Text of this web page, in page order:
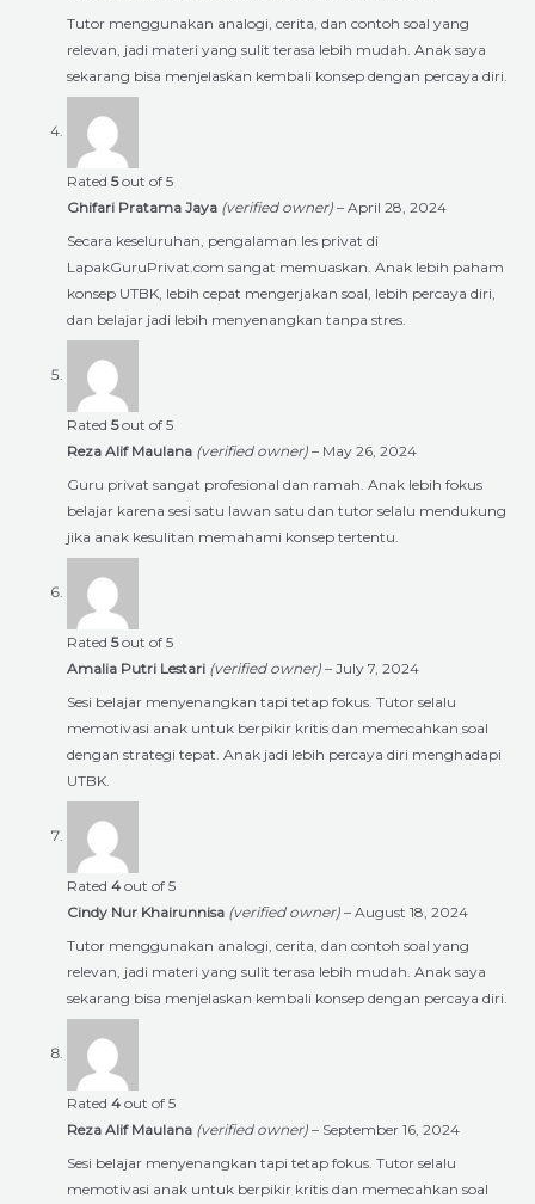
Tutor menggunakan analogi, cerita, dan contoh soal yang
relevan, jadi materi yang sulit terasa lebih mudah. Anak saya
sekarang bisa menjelaskan kembali konsep dengan percaya diri.
Rated 5out of 5
Ghifari Pratama Jaya (verified owner) – April 28, 2024
Secara keseluruhan, pengalaman les privat di
LapakGuruPrivat.com sangat memuaskan. Anak lebih paham
konsep UTBK, lebih cepat mengerjakan soal, lebih percaya diri,
dan belajar jadi lebih menyenangkan tanpa stres.
Rated 5out of 5
Reza Alif Maulana (verified owner) – May 26, 2024
Guru privat sangat profesional dan ramah. Anak lebih fokus
belajar karena sesi satu lawan satu dan tutor selalu mendukung
jika anak kesulitan memahami konsep tertentu.
Rated 5out of 5
Amalia Putri Lestari (verified owner) – July 7, 2024
Sesi belajar menyenangkan tapi tetap fokus. Tutor selalu
memotivasi anak untuk berpikir kritis dan memecahkan soal
dengan strategi tepat. Anak jadi lebih percaya diri menghadapi
UTBK.
Rated 4 out of 5
Cindy Nur Khairunnisa (verified owner) – August 18, 2024
Tutor menggunakan analogi, cerita, dan contoh soal yang
relevan, jadi materi yang sulit terasa lebih mudah. Anak saya
sekarang bisa menjelaskan kembali konsep dengan percaya diri.
Rated 4 out of 5
Reza Alif Maulana (verified owner) – September 16, 2024
Sesi belajar menyenangkan tapi tetap fokus. Tutor selalu
memotivasi anak untuk berpikir kritis dan memecahkan soal